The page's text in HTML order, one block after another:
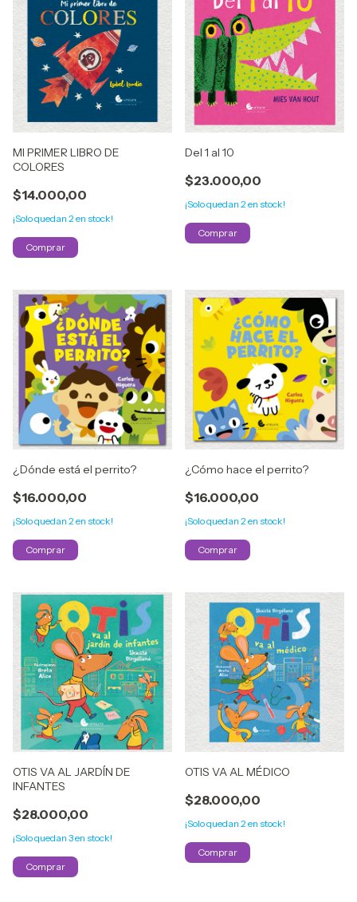
MI PRIMER LIBRO DE
COLORES
$14.000,00
¡Solo quedan 2en stock!
Del 1 al 10
$23.000,00
¡Solo quedan 2en stock!
¿Dónde está el perrito?
$16.000,00
¡Solo quedan 2en stock!
¿Cómo hace el perrito?
$16.000,00
¡Solo quedan 2en stock!
OTIS VA AL JARDÍN DE
INFANTES
$28.000,00
¡Solo quedan 3en stock!
OTIS VA AL MÉDICO
$28.000,00
¡Solo quedan 2en stock!